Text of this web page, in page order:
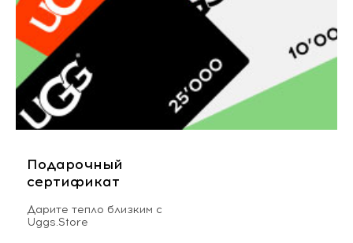
Подарочный
сертификат
Дарите тепло близким с
Uggs.Store